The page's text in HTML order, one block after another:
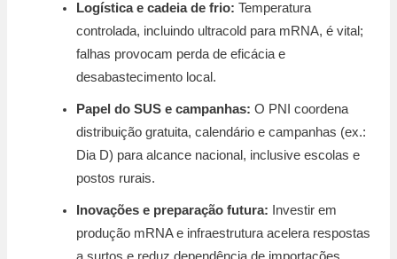
Logística e cadeia de frio: Temperatura
controlada, incluindo ultracold para mRNA, é vital;
falhas provocam perda de eficácia e
desabastecimento local.
Papel do SUS e campanhas: O PNI coordena
distribuição gratuita, calendário e campanhas (ex.:
Dia D) para alcance nacional, inclusive escolas e
postos rurais.
Inovações e preparação futura: Investir em
produção mRNA e infraestrutura acelera respostas